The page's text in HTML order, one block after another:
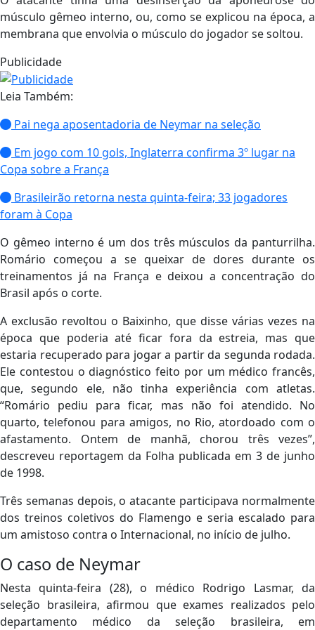
músculo gêmeo interno, ou, como se explicou na época, a
membrana que envolvia o músculo do jogador se soltou.
Publicidade
Leia Também:
Pai nega aposentadoria de Neymar na seleção
Em jogo com 10 gols, Inglaterra confirma 3º lugar na
Copa sobre a França
Brasileirão retorna nesta quinta-feira; 33 jogadores
foram à Copa
O gêmeo interno é um dos três músculos da panturrilha.
Romário começou a se queixar de dores durante os
treinamentos já na França e deixou a concentração do
Brasil após o corte.
A exclusão revoltou o Baixinho, que disse várias vezes na
época que poderia até ficar fora da estreia, mas que
estaria recuperado para jogar a partir da segunda rodada.
Ele contestou o diagnóstico feito por um médico francês,
que, segundo ele, não tinha experiência com atletas.
“Romário pediu para ficar, mas não foi atendido. No
quarto, telefonou para amigos, no Rio, atordoado com o
afastamento. Ontem de manhã, chorou três vezes”,
descreveu reportagem da Folha publicada em 3 de junho
de 1998.
Três semanas depois, o atacante participava normalmente
dos treinos coletivos do Flamengo e seria escalado para
um amistoso contra o Internacional, no início de julho.
O caso de Neymar
Nesta quinta-feira (28), o médico Rodrigo Lasmar, da
seleção brasileira, afirmou que exames realizados pelo
departamento médico da seleção brasileira, em